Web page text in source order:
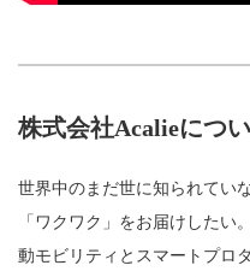
株式会社Acalieにつ
世界中のまだ世に知られてい
「ワクワク」をお届けした
動モビリティとスマートプロ